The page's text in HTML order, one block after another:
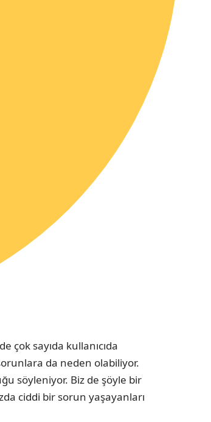
çok sayıda kullanıcıda
da neden olabiliyor.
söyleniyor. Biz de şöyle bir
ciddi bir sorun yaşayanları